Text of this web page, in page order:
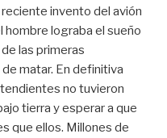
invento del avión
hombre lograba el sueño
las primeras
matar. En definitiva
no tuvieron
tierra y esperar a que
que ellos. Millones de